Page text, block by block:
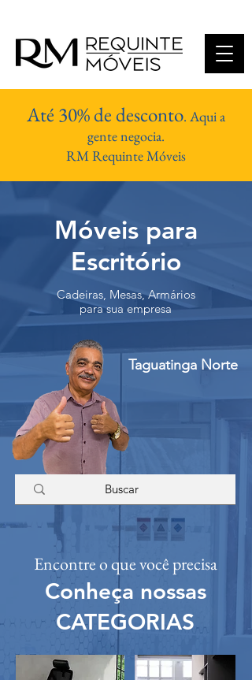
Até 30% de desconto. Aqui a
gente negocia.
RM Requinte Móveis
Móveis para
Escritório
Cadeiras, Mesas, Armários
para sua empresa
Taguatinga Norte
Encontre o que você precisa
Conheça nossas
CATEGORIAS